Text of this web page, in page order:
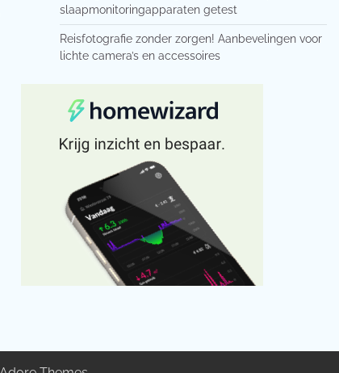
slaapmonitoringapparaten getest
Reisfotografie zonder zorgen! Aanbevelingen voor
lichte camera’s en accessoires